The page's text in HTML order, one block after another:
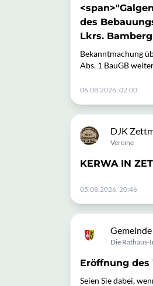
des
Lkrs. Bamberg
Bekanntmachung
Abs. 1 BauGB
06.08.2026, 02:00
DJK
Vereine
KERWA IN
05.08.2026, 20:46
Die Rathaus-
Eröffnung des
Seien Sie dabei,